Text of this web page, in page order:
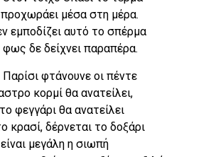
μέσα στη μέρα.
εμποδίζει αυτό το σπέρμα
δε δείχνει παραπέρα.
φτάνουνε οι πέντε
κορμί θα ανατείλει,
φεγγάρι θα ανατείλει
κρασί, δέρνεται το δοξάρι
είναι μεγάλη η σιωπή